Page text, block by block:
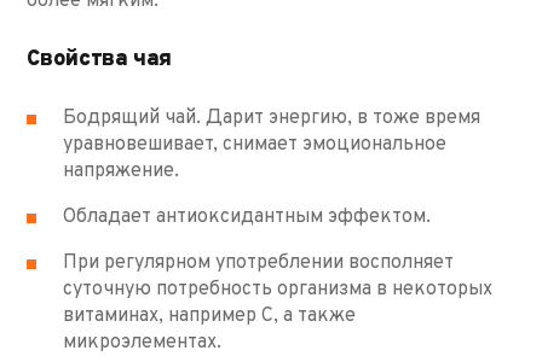
Свойства чая
Бодрящий чай. Дарит энергию, в тоже время
уравновешивает, снимает эмоциональное
напряжение.
Обладает антиоксидантным эффектом.
При регулярном употреблении восполняет
суточную потребность организма в некоторых
витаминах, например С, а также
микроэлементах.